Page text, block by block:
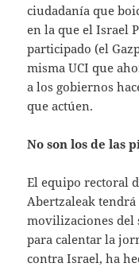
ciudadanía que
en la que el Israel
participado (el
misma UCI que
a los gobiernos
que actúen.
No son los de las
El equipo rectoral
Abertzaleak
movilizaciones del
para calentar la
contra Israel, ha